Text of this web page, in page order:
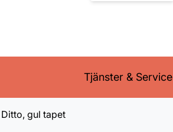
Tjänster & Service
Ditto, gul tapet